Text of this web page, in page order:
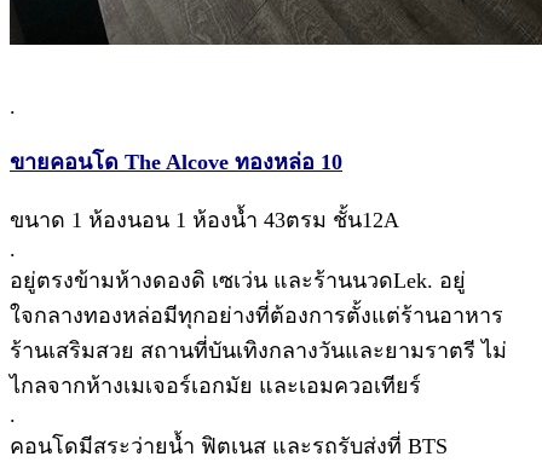
.
ขายคอนโด The Alcove ทองหล่อ 10
ขนาด 1 ห้องนอน 1 ห้องน้ำ 43ตรม ชั้น12A
.
อยู่ตรงข้ามห้างดองดิ เซเว่น และร้านนวดLek. อยู่
ใจกลางทองหล่อมีทุกอย่างที่ต้องการตั้งแต่ร้านอาหาร
ร้านเสริมสวย สถานที่บันเทิงกลางวันและยามราตรี ไม่
ไกลจากห้างเมเจอร์เอกมัย และเอมควอเทียร์
.
คอนโดมีสระว่ายน้ำ ฟิตเนส และรถรับส่งที่ BTS